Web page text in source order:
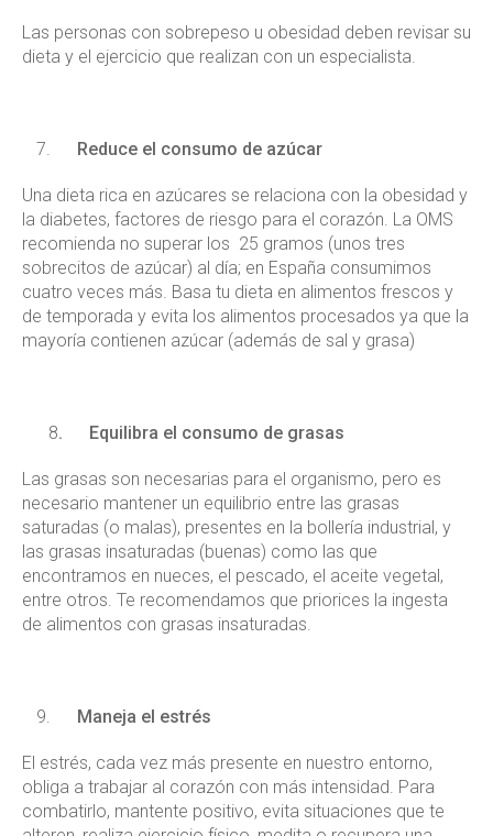
Las personas con sobrepeso u obesidad deben revisar su
dieta y el ejercicio que realizan con un especialista.
Reduce el consumo de azúcar
Una dieta rica en azúcares se relaciona con la obesidad y
la diabetes, factores de riesgo para el corazón. La OMS
recomienda no superar los 25 gramos (unos tres
sobrecitos de azúcar) al día; en España consumimos
cuatro veces más. Basa tu dieta en alimentos frescos y
de temporada y evita los alimentos procesados ya que la
mayoría contienen azúcar (además de sal y grasa)
8. Equilibra el consumo de grasas
Las grasas son necesarias para el organismo, pero es
necesario mantener un equilibrio entre las grasas
saturadas (o malas), presentes en la bollería industrial, y
las grasas insaturadas (buenas) como las que
encontramos en nueces, el pescado, el aceite vegetal,
entre otros. Te recomendamos que priorices la ingesta
de alimentos con grasas insaturadas.
Maneja el estrés
El estrés, cada vez más presente en nuestro entorno,
obliga a trabajar al corazón con más intensidad. Para
combatirlo, mantente positivo, evita situaciones que te